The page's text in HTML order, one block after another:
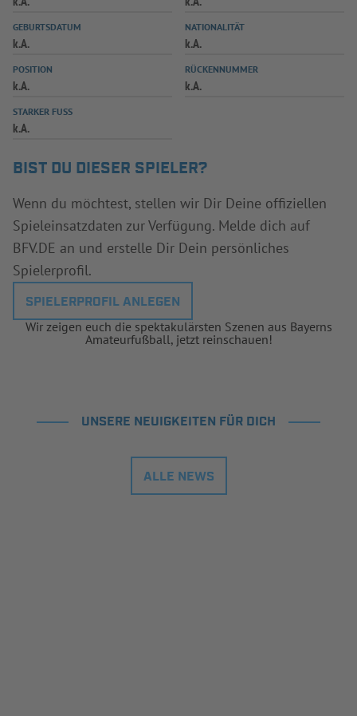
SPIELPLUS
GEBURTSDATUM
k.A.
NATIONALITÄT
k.A.
POSITION
k.A.
RÜCKENNUMMER
k.A.
STARKER FUSS
k.A.
BIST DU DIESER SPIELER?
Wenn du möchtest, stellen wir Dir Deine offiziellen
Spieleinsatzdaten zur Verfügung. Melde dich auf
BFV.DE an und erstelle Dir Dein persönliches
Spielerprofil.
SPIELERPROFIL ANLEGEN
Wir zeigen euch die spektakulärsten Szenen aus Bayerns
Amateurfußball, jetzt reinschauen!
UNSERE NEUIGKEITEN FÜR DICH
ALLE NEWS